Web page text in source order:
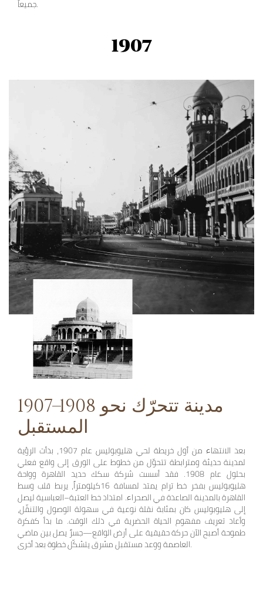
جميعاً.
1907–1908 مدينة تتحرّك نحو
المستقبل
بعد الانتهاء من أول خريطة لحي هليوبوليس عام 1907، بدأت الرؤية
لمدينة حديثة ومترابطة تتحوّل من خطوط على الورق إلى واقع فعلي
بحلول عام 1908. فقد أسست شركة سكك حديد القاهرة وواحة
هليوبوليس بفخر خط ترام يمتد لمسافة 16كيلومتراً، يربط قلب وسط
القاهرة بالمدينة الصاعدة في الصحراء. امتداد خط العتبة–العباسية ليصل
إلى هليوبوليس كان بمثابة نقلة نوعية في سهولة الوصول والتنقّل،
وأعاد تعريف مفهوم الحياة الحضرية في ذلك الوقت. ما بدأ كفكرة
طموحة أصبح الآن حركة حقيقية على أرض الواقع—جسرٌ يصل بين ماضي
العاصمة ووعد مستقبل مشرق يتشكّل خطوة بعد أخرى.
1907